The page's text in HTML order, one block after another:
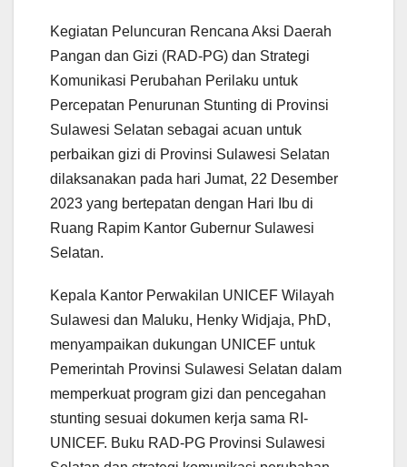
Kegiatan Peluncuran Rencana Aksi Daerah
Pangan dan Gizi (RAD-PG) dan Strategi
Komunikasi Perubahan Perilaku untuk
Percepatan Penurunan Stunting di Provinsi
Sulawesi Selatan sebagai acuan untuk
perbaikan gizi di Provinsi Sulawesi Selatan
dilaksanakan pada hari Jumat, 22 Desember
2023 yang bertepatan dengan Hari Ibu di
Ruang Rapim Kantor Gubernur Sulawesi
Selatan.
Kepala Kantor Perwakilan UNICEF Wilayah
Sulawesi dan Maluku, Henky Widjaja, PhD,
menyampaikan dukungan UNICEF untuk
Pemerintah Provinsi Sulawesi Selatan dalam
memperkuat program gizi dan pencegahan
stunting sesuai dokumen kerja sama RI-
UNICEF. Buku RAD-PG Provinsi Sulawesi